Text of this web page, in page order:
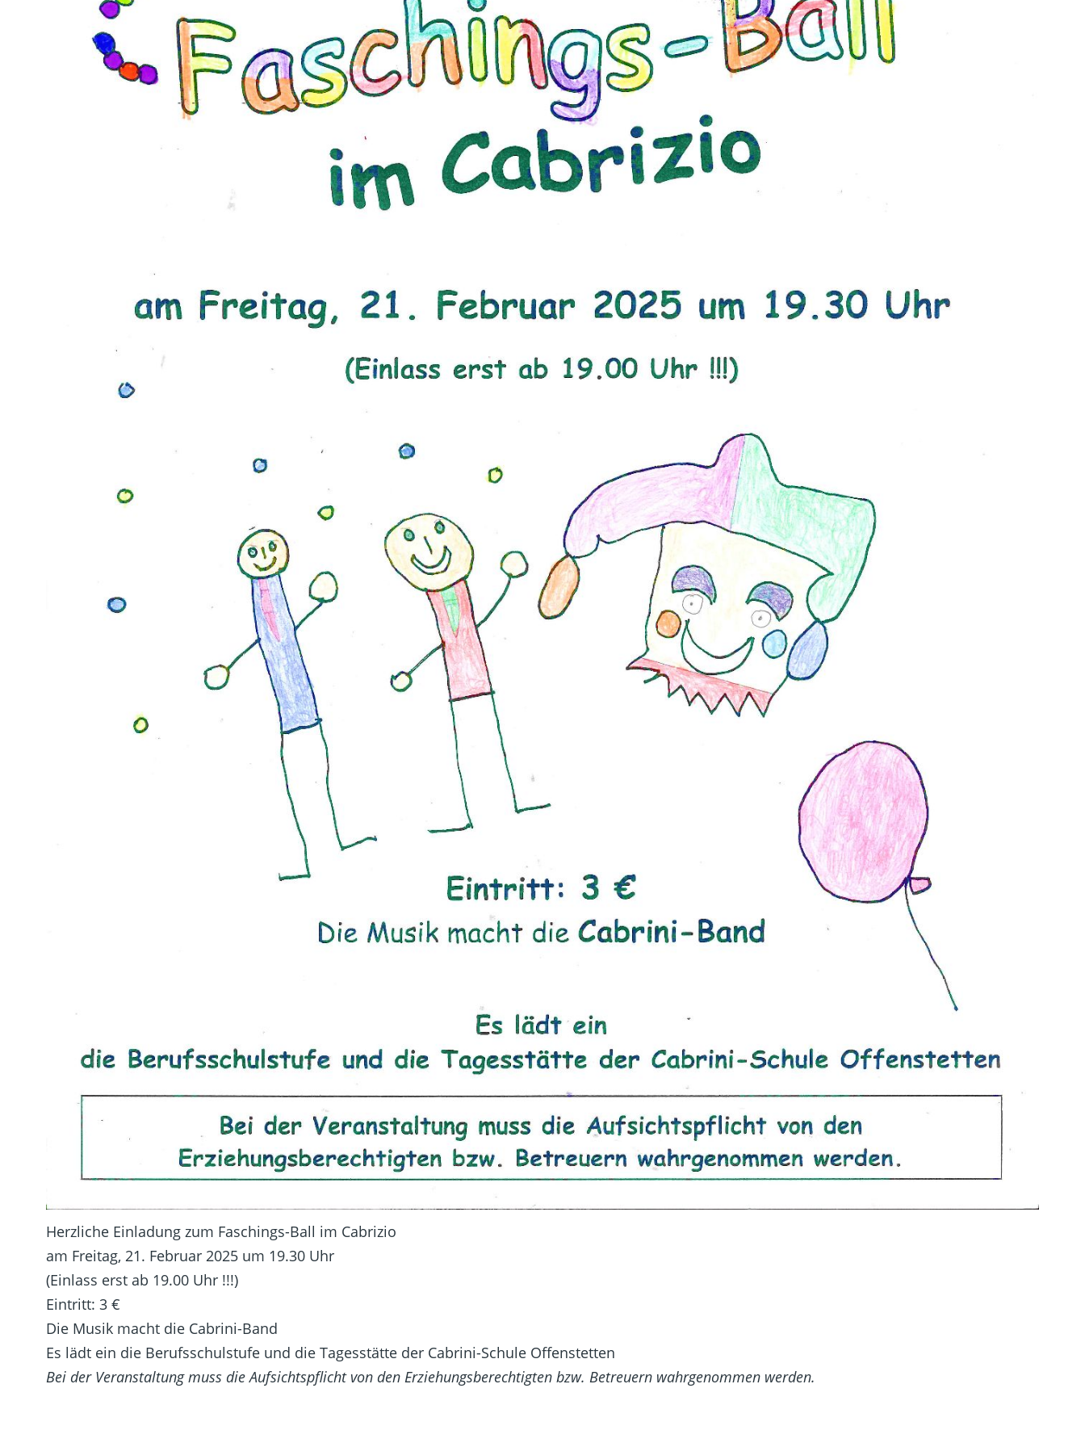
Herzliche Einladung zum Faschings-Ball im Cabrizio
am Freitag, 21. Februar 2025 um 19.30 Uhr
(Einlass erst ab 19.00 Uhr !!!)
Eintritt: 3 €
Die Musik macht die Cabrini-Band
Es lädt ein die Berufsschulstufe und die Tagesstätte der Cabrini-Schule Offenstetten
Bei der Veranstaltung muss die Aufsichtspflicht von den Erziehungsberechtigten bzw. Betreuern wahrgenommen werden.